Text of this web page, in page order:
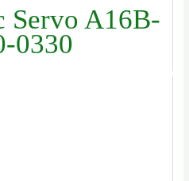
Servo A16B-
0330